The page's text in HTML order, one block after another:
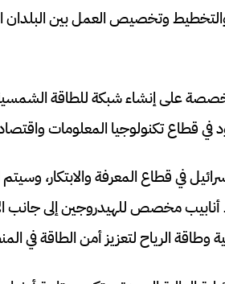
على إنشاء شبكة للطاقة
في قطاع تكنولوجيا المعلومات
أنابيب مخصص للهيدروجين إلى جانب
الرياح لتعزيز أمن الطاقة في